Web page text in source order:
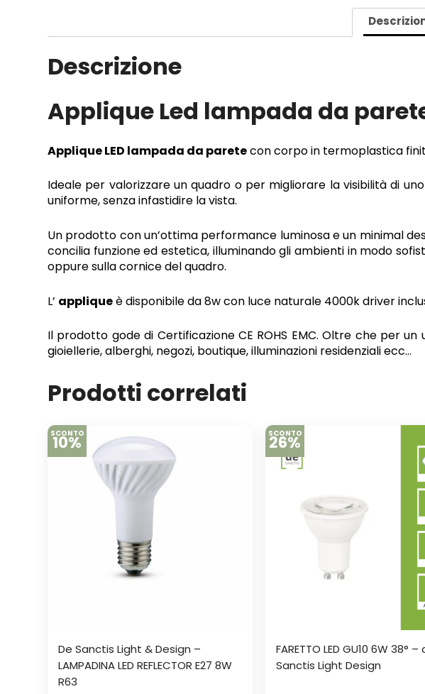
Descrizione
Applique Led lampada da
Applique LED lampada da paretecon corpo in termoplastica
Ideale per valorizzare un quadro o per migliorare la visibilità di
uniforme, senza infastidire la vista.
Un prodotto con un’ottima performance luminosa e un minimal
concilia funzione ed estetica, illuminando gli ambienti in modo
oppure sulla cornice del quadro.
L’ appliqueè disponibile da 8w con luce naturale 4000k driver
Il prodotto gode di Certificazione CE ROHS EMC. Oltre che per un
gioiellerie, alberghi, negozi, boutique, illuminazioni residenziali ecc…
Prodotti correlati
SCONTO
10%
De Sanctis Light & Design –
LAMPADINA LED REFLECTOR E27 8W
R63
SCONTO
26%
FARETTO LED GU10 6W 38° –
Sanctis Light Design